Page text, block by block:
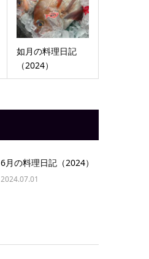
如月の料理日記
（2024）
6月の料理日記（2024）
2024.07.01